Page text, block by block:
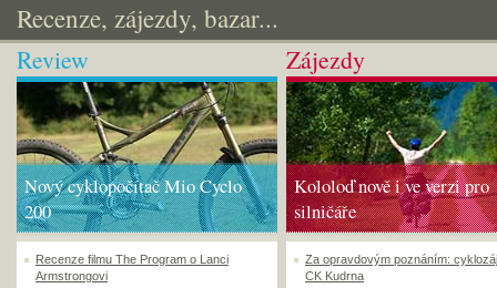
Recenze, zájezdy, bazar...
Review
Nový cyklopočítač Mio Cyclo
200
Recenze filmu The Program o Lanci
Armstrongovi
Zájezdy
Kololoď nově i ve verzi pro
silničáře
Za opravdovým poznáním:
CK Kudrna